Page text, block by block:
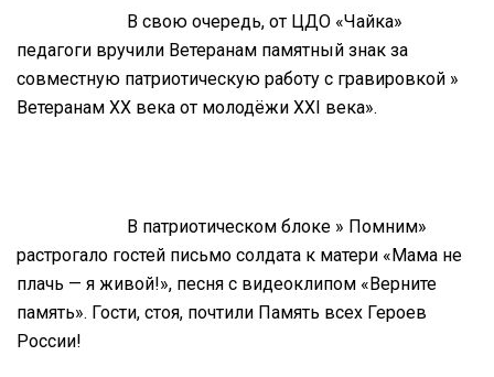
В свою очередь, от ЦДО «Чайка»
педагоги вручили Ветеранам памятный знак за
совместную патриотическую работу с гравировкой »
Ветеранам XX века от молодёжи XXI века».
В патриотическом блоке » Помним»
растрогало гостей письмо солдата к матери «Мама не
плачь — я живой!», песня с видеоклипом «Верните
память». Гости, стоя, почтили Память всех Героев
России!